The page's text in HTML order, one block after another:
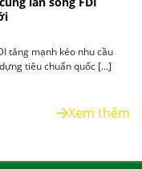
tăng mạnh kéo nhu cầu
tiêu chuẩn quốc […]
Xem thêm